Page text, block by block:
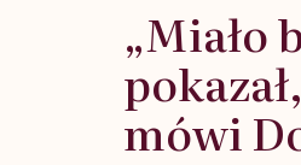
„Miało
mówi